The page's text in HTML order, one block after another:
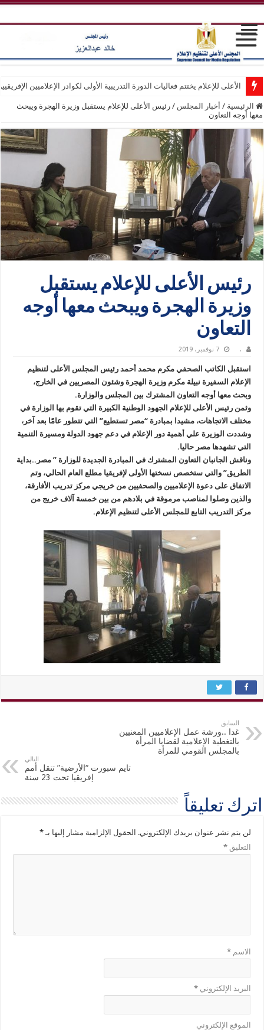
الأعلى للإعلام يختتم فعاليات الدورة التدريبية الأولى لكوادر الإعلاميين
الرئيسية / أخبار المجلس / رئيس الأعلى للإعلام يستقبل وزيرة الهجرة ويبحث
معها أوجه التعاون
رئيس الأعلى للإعلام يستقبل
وزيرة الهجرة ويبحث معها أوجه
التعاون
. 7 نوفمبر، 2019
استقبل الكاتب الصحفي مكرم محمد أحمد رئيس المجلس الأعلى لتنظيم
الإعلام السفيرة نبيلة مكرم وزيرة الهجرة وشئون المصريين في الخارج،
وبحث معها أوجه التعاون المشترك بين المجلس والوزارة.
وثمن رئيس الأعلى للإعلام الجهود الوطنية الكبيرة التي تقوم بها الوزارة في
مختلف الاتجاهات، مشيدا بمبادرة “مصر تستطيع” التي تتطور عامًا بعد آخر،
وشددت الوزيرة علي أهمية دور الإعلام في دعم جهود الدولة ومسيرة التنمية
التي تشهدها مصر حاليا.
وناقش الجانبان التعاون المشترك في المبادرة الجديدة للوزارة ” مصر..بداية
الطريق” والتي ستخصص نسختها الأولى لإفريقيا مطلع العام الحالي، وتم
الاتفاق على دعوة الإعلاميين والصحفيين من خريجي مركز تدريب الأفارقة،
والذين وصلوا لمناصب مرموقة في بلادهم من بين خمسة آلاف خريج من
مركز التدريب التابع للمجلس الأعلى لتنظيم الإعلام.
السابق
غدا ..ورشة عمل الإعلاميين المعنيين
بالتغطية الإعلامية لقضايا المرأة
بالمجلس القومي للمرأة
التالي
تايم سبورت “الأرضية” تنقل أمم
إفريقيا تحت 23 سنة
اترك تعليقاً
لن يتم نشر عنوان بريدك الإلكتروني. الحقول الإلزامية مشار إليها بـ*
التعليق*
الاسم*
البريد الإلكتروني*
الموقع الإلكتروني